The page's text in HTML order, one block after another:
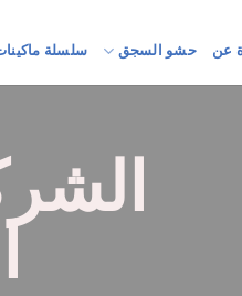
عن حشو السجق سلسلة